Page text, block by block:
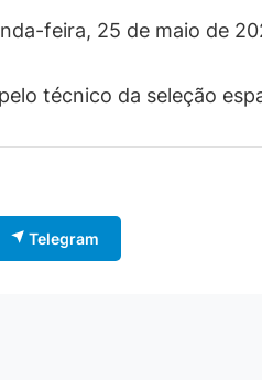
feira, 25 de maio de
técnico da seleção
Telegram